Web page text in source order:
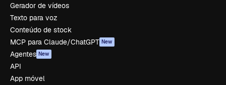
Gerador de vídeos
Texto para voz
Conteúdo de stock
MCP para Claude/ChatGPT New
Agentes New
API
App móvel